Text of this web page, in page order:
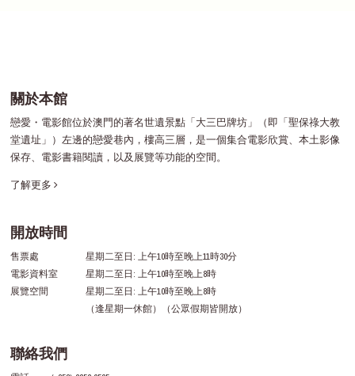
關於本館
戀愛・電影館位於澳門的著名世遺景點「大三巴牌坊」（即「聖保祿大教
堂遺址」）左邊的戀愛巷內，樓高三層，是一個集合電影欣賞、本土影像
保存、電影書籍閱讀，以及展覽等功能的空間。
了解更多
開放時間
售票處
星期二至日: 上午10時至晚上11時30分
電影資料室
星期二至日: 上午10時至晚上8時
展覽空間
星期二至日: 上午10時至晚上8時
（逢星期一休館）（公眾假期皆開放）
聯絡我們